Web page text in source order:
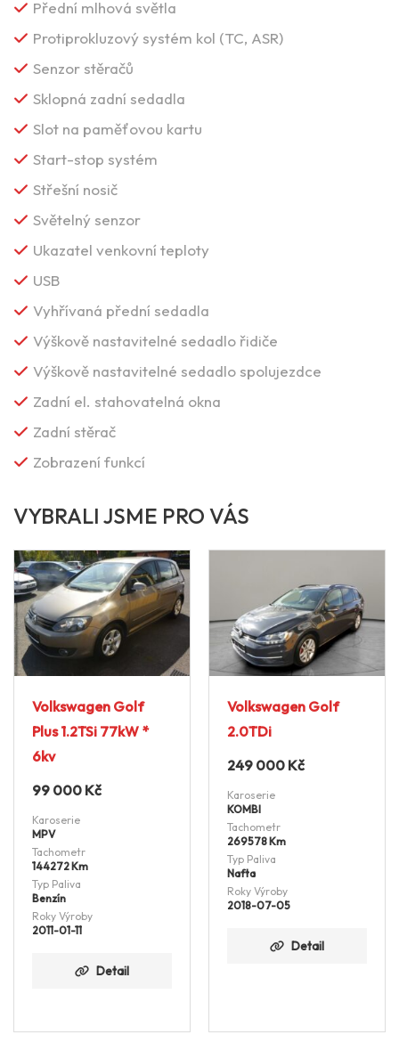
Přední mlhová světla
Protiprokluzový systém kol (TC, ASR)
Senzor stěračů
Sklopná zadní sedadla
Slot na paměťovou kartu
Start-stop systém
Střešní nosič
Světelný senzor
Ukazatel venkovní teploty
USB
Vyhřívaná přední sedadla
Výškově nastavitelné sedadlo řidiče
Výškově nastavitelné sedadlo spolujezdce
Zadní el. stahovatelná okna
Zadní stěrač
Zobrazení funkcí
VYBRALI JSME PRO VÁS
Volkswagen Golf
Plus 1.2TSi 77kW *
6kv
99 000 Kč
Karoserie
MPV
Tachometr
144272 Km
Typ Paliva
Benzín
Roky Výroby
2011-01-11
Detail
Volkswagen Golf
2.0TDi
249 000 Kč
Karoserie
KOMBI
Tachometr
269578 Km
Typ Paliva
Nafta
Roky Výroby
2018-07-05
Detail